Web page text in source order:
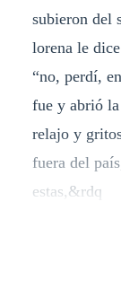
subieron del
lorena le
“no, perdí,
fue y abrió
relajo y
fuera del
estas,&rdq